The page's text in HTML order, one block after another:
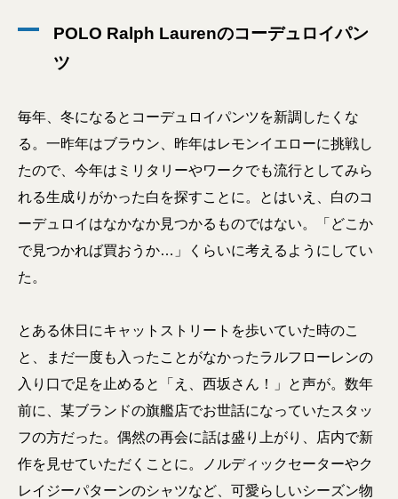
POLO Ralph Laurenのコーデュロイパン
ツ
毎年、冬になるとコーデュロイパンツを新調したくな
る。一昨年はブラウン、昨年はレモンイエローに挑戦し
たので、今年はミリタリーやワークでも流行としてみら
れる生成りがかった白を探すことに。とはいえ、白のコ
ーデュロイはなかなか見つかるものではない。「どこか
で見つかれば買おうか…」くらいに考えるようにしてい
た。
とある休日にキャットストリートを歩いていた時のこ
と、まだ一度も入ったことがなかったラルフローレンの
入り口で足を止めると「え、西坂さん！」と声が。数年
前に、某ブランドの旗艦店でお世話になっていたスタッ
フの方だった。偶然の再会に話は盛り上がり、店内で新
作を見せていただくことに。ノルディックセーターやク
レイジーパターンのシャツなど、可愛らしいシーズン物